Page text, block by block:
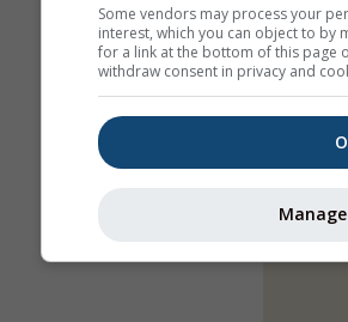
Some vendors may process your
interest, which you can object to by
for a link at the bottom of this page
withdraw consent in privacy and